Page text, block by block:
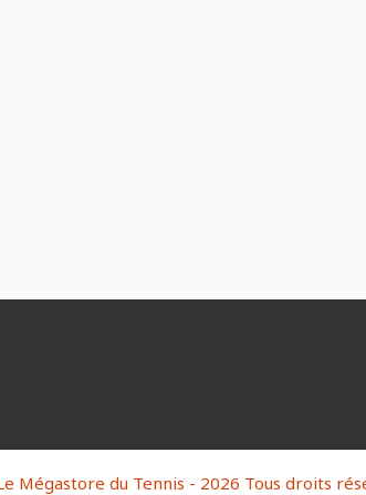
Mégastore du Tennis - 2026 Tous droits